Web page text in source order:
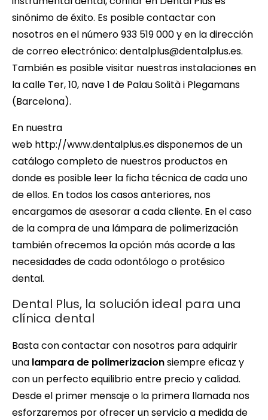
sinónimo de éxito. Es posible contactar con
nosotros en el número 933 519 000 y en la dirección
de correo electrónico: dentalplus@dentalplus.es.
También es posible visitar nuestras instalaciones en
la calle Ter, 10, nave 1 de Palau Solità i Plegamans
(Barcelona).
En nuestra
web http://www.dentalplus.esdisponemos de un
catálogo completo de nuestros productos en
donde es posible leer la ficha técnica de cada uno
de ellos. En todos los casos anteriores, nos
encargamos de asesorar a cada cliente. En el caso
de la compra de una lámpara de polimerización
también ofrecemos la opción más acorde a las
necesidades de cada odontólogo o protésico
dental.
Dental Plus, la solución ideal para una
clínica dental
Basta con contactar con nosotros para adquirir
una lampara de polimerizacionsiempre eficaz y
con un perfecto equilibrio entre precio y calidad.
Desde el primer mensaje o la primera llamada nos
esforzaremos por ofrecer un servicio a medida de